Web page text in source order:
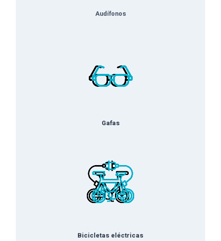
Audífonos
Gafas
Bicicletas eléctricas